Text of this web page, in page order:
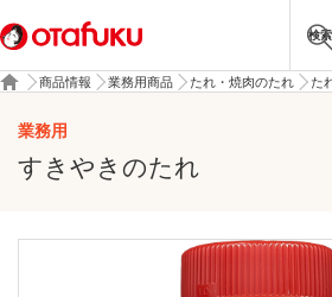
検索
商品情報 業務用商品 たれ・焼肉のたれ た
業務用
すきやきのたれ